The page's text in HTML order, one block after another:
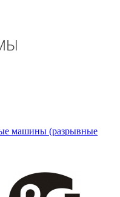
машины (разрывные